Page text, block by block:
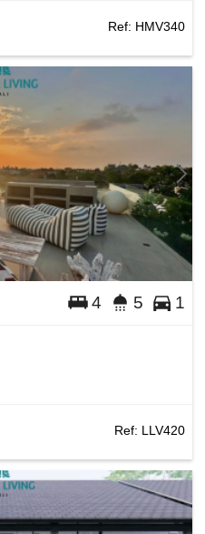
Ref: HMV340
4 5 1
Ref: LLV420